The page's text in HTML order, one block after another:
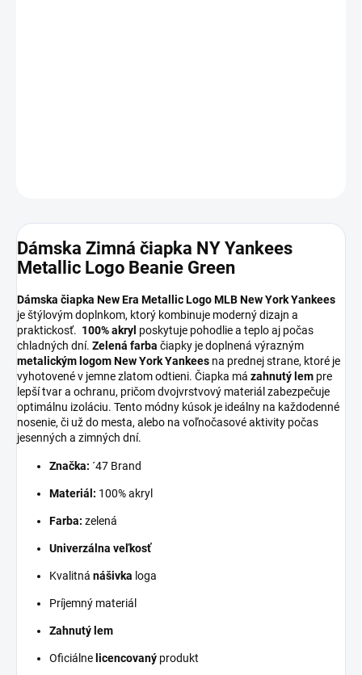
Dámska Zimná čiapka NY Yankees
Metallic Logo Beanie Green
Dámska čiapka New Era Metallic Logo MLB New York Yankees
je štýlovým doplnkom, ktorý kombinuje moderný dizajn a
praktickosť. 100% akryl poskytuje pohodlie a teplo aj počas
chladných dní. Zelená farba čiapky je doplnená výrazným
metalickým logomNew York Yankees na prednej strane, ktoré je
vyhotovené v jemne zlatom odtieni. Čiapka má zahnutý lem pre
lepší tvar a ochranu, pričom dvojvrstvový materiál zabezpečuje
optimálnu izoláciu. Tento módny kúsok je ideálny na každodenné
nosenie, či už do mesta, alebo na voľnočasové aktivity počas
jesenných a zimných dní.
Značka: ´47 Brand
Materiál: 100% akryl
Farba: zelená
Univerzálna veľkosť
Kvalitná nášivka loga
Príjemný materiál
Zahnutý lem
Oficiálne licencovaný produkt